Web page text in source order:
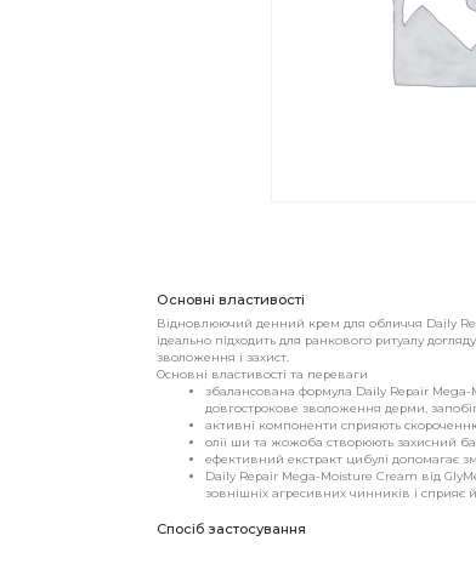
Основні властивості
Відновлюючий денний крем для обличчя Daily
ідеально підходить для ранкового ритуалу
зволоження і захист.
Основні властивості та переваги
збалансована формула Daily Repair Mega-
довгострокове зволоження дерми,
активні компоненти сприяють
олії ши та жожоба створюють захисний
ефективний екстракт цибулі допомагає
Daily Repair Mega-Moisture Cream від
зовнішніх агресивних чинників і сприяє
Спосіб застосування